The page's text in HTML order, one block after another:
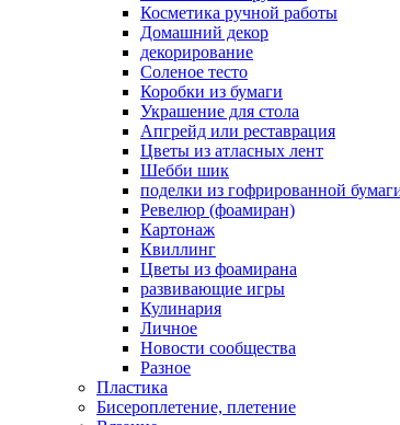
Косметика ручной работы
Домашний декор
декорирование
Соленое тесто
Коробки из бумаги
Украшение для стола
Апгрейд или реставрация
Цветы из атласных лент
Шебби шик
поделки из гофрированной
Ревелюр (фоамиран)
Картонаж
Квиллинг
Цветы из фоамирана
развивающие игры
Кулинария
Личное
Новости сообщества
Разное
Пластика
Бисероплетение, плетение